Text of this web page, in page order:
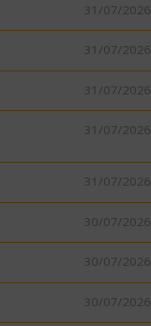
31/07/2026
31/07/2026
31/07/2026
31/07/2026
31/07/2026
30/07/2026
30/07/2026
30/07/2026